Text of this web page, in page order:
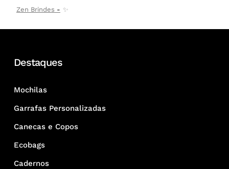
Zen Brindes
✨
Destaques
Mochilas
Garrafas Personalizadas
Canecas e Copos
Ecobags
Cadernos